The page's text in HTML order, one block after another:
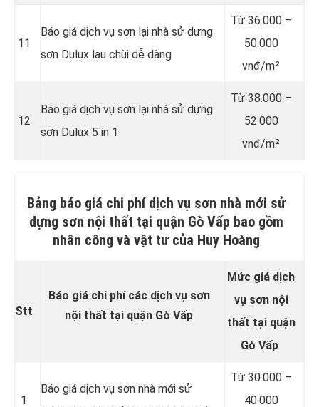
11
Báo giá dịch vụ sơn lại nhà sử dựng
sơn Dulux lau chùi dễ dàng
Từ 36.000 –
50.000
vnđ/m²
12
Báo giá dịch vụ sơn lại nhà sử dựng
sơn Dulux 5 in 1
Từ 38.000 –
52.000
vnđ/m²
Bảng báo giá chi phí dịch vụ sơn nhà mới sử
dựng sơn nội thất tại quận Gò Vấp bao gồm
nhân công và vật tư của Huy Hoàng
Stt
Báo giá chi phí các dịch vụ sơn
nội thất tại quận Gò Vấp
Mức giá dịch
vụ sơn nội
thất tại quận
Gò Vấp
1
Báo giá dịch vụ sơn nhà mới sử
Từ 30.000 –
40.000